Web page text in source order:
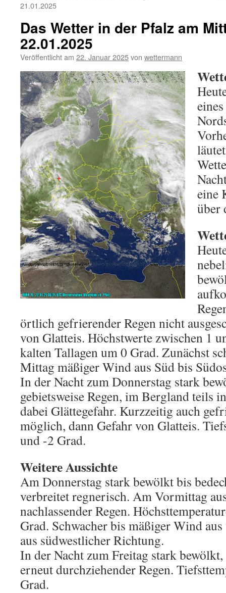
21.01.2025
Das Wetter in der Pfalz am
22.01.2025
Veröffentlicht am 22. Januar 2025von wettermann
eine
über
örtlich gefrierender Regen nicht
von Glatteis. Höchstwerte zwischen 1
kalten Tallagen um 0 Grad. Zunächst
Mittag mäßiger Wind aus Süd bis
In der Nacht zum Donnerstag stark
gebietsweise Regen, im Bergland teils
dabei Glättegefahr. Kurzzeitig auch
möglich, dann Gefahr von Glatteis.
und -2 Grad.
Weitere Aussichte
Am Donnerstag stark bewölkt bis
verbreitet regnerisch. Am Vormittag
nachlassender Regen.
Grad. Schwacher bis mäßiger Wind
aus südwestlicher Richtung.
In der Nacht zum Freitag stark bewölkt,
erneut durchziehender Regen.
Grad.